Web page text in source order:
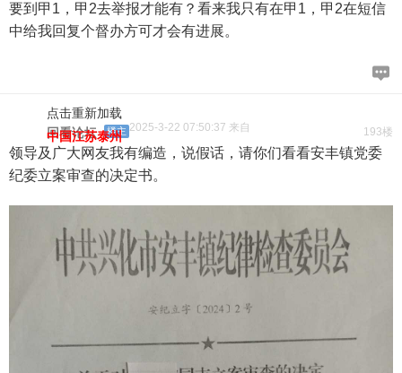
要到甲1，甲2去举报才能有？看来我只有在甲1，甲2在短信
中给我回复个督办方可才会有进展。
点击重新加载
193楼
回看论坛 楼主 2025-3-22 07:50:37 来自
中国江苏泰州
领导及广大网友我有编造，说假话，请你们看看安丰镇党委
纪委立案审查的决定书。